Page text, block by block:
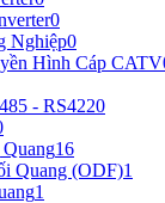
0
Nghiệp0
Hình Cáp CATV
- RS4220
16
Quang (ODF)1
1